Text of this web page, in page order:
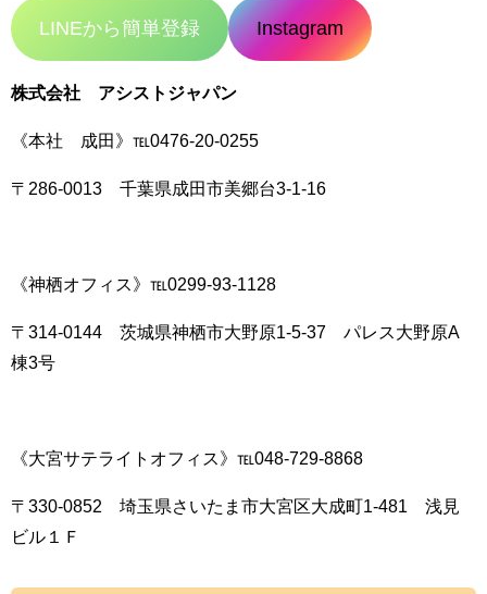
LINEから簡単登録 Instagram
株式会社 アシストジャパン
《本社 成田》℡0476-20-0255
〒286-0013 千葉県成田市美郷台3-1-16
《神栖オフィス》℡0299-93-1128
〒314-0144 茨城県神栖市大野原1-5-37 パレス大野原A
棟3号
《大宮サテライトオフィス》℡048-729-8868
〒330-0852 埼玉県さいたま市大宮区大成町1-481 浅見
ビル１Ｆ